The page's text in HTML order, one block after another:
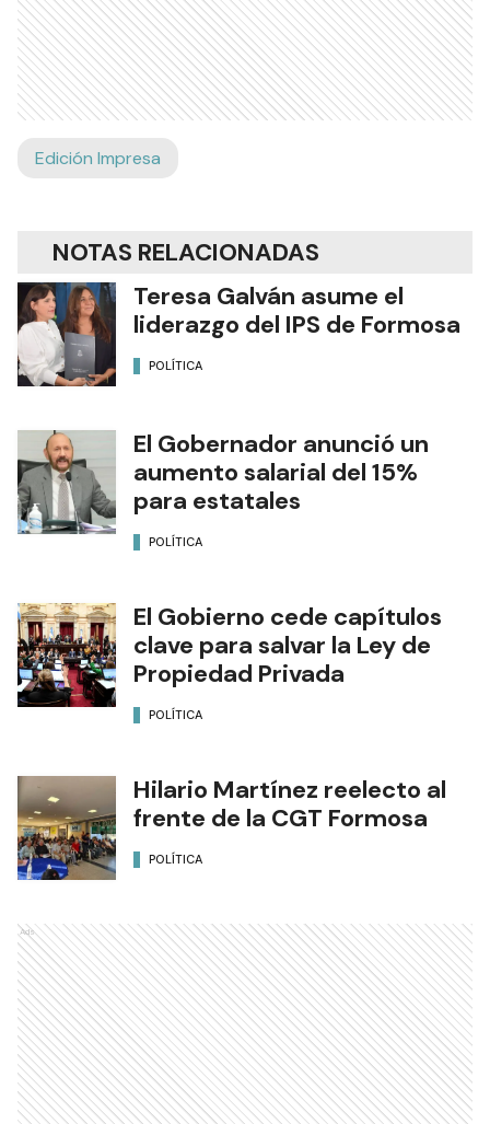
Edición Impresa
NOTAS RELACIONADAS
Teresa Galván asume el
liderazgo del IPS de Formosa
POLÍTICA
El Gobernador anunció un
aumento salarial del 15%
para estatales
POLÍTICA
El Gobierno cede capítulos
clave para salvar la Ley de
Propiedad Privada
POLÍTICA
Hilario Martínez reelecto al
frente de la CGT Formosa
POLÍTICA
Ads